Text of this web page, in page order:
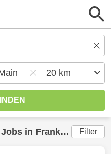
Jobs in Frankfurt am Main Filter